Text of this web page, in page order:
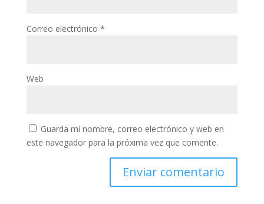
Correo electrónico *
Web
Guarda mi nombre, correo electrónico y web en
este navegador para la próxima vez que comente.